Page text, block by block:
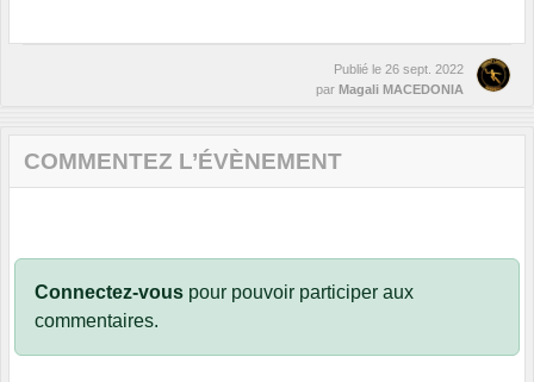
Publié le 26 sept. 2022
par Magali MACEDONIA
COMMENTEZ L’ÉVÈNEMENT
Connectez-vous pour pouvoir participer aux
commentaires.